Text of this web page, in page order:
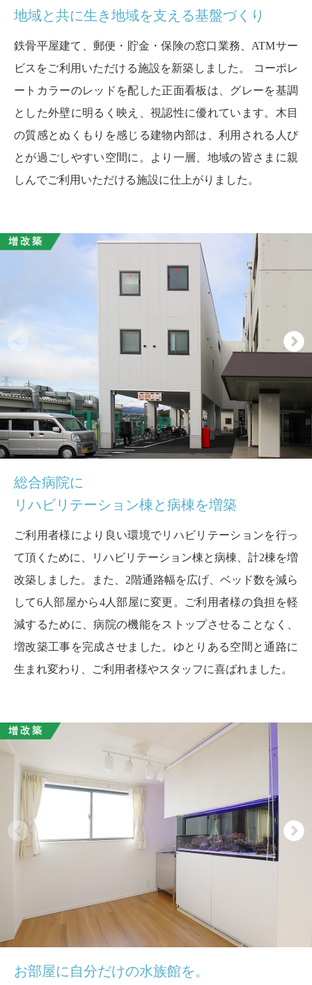
地域と共に生き地域を支える基盤づくり
鉄骨平屋建て、郵便・貯金・保険の窓口業務、ATMサー
ビスをご利用いただける施設を新築しました。 コーポレ
ートカラーのレッドを配した正面看板は、グレーを基調
とした外壁に明るく映え、視認性に優れています。木目
の質感とぬくもりを感じる建物内部は、利用される人び
とが過ごしやすい空間に。より一層、地域の皆さまに親
しんでご利用いただける施設に仕上がりました。
総合病院に
リハビリテーション棟と病棟を増築
ご利用者様により良い環境でリハビリテーションを行っ
て頂くために、リハビリテーション棟と病棟、計2棟を増
改築しました。また、2階通路幅を広げ、ベッド数を減ら
して6人部屋から4人部屋に変更。ご利用者様の負担を軽
減するために、病院の機能をストップさせることなく、
増改築工事を完成させました。ゆとりある空間と通路に
生まれ変わり、ご利用者様やスタッフに喜ばれました。
お部屋に自分だけの水族館を。